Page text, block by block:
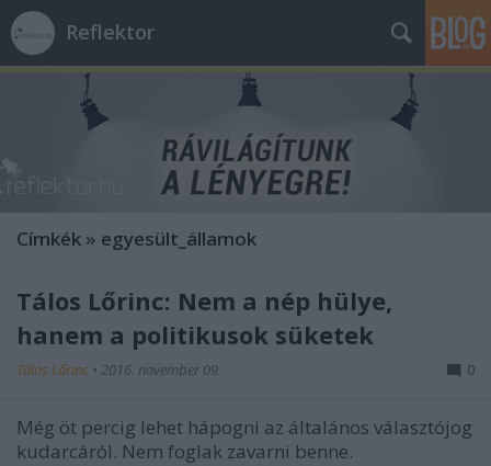
Reflektor
Címkék » egyesült_államok
Tálos Lőrinc: Nem a nép hülye,
hanem a politikusok süketek
Tálos Lőrinc • 2016. november 09. 0
Még öt percig lehet hápogni az általános választójog
kudarcáról. Nem foglak zavarni benne.